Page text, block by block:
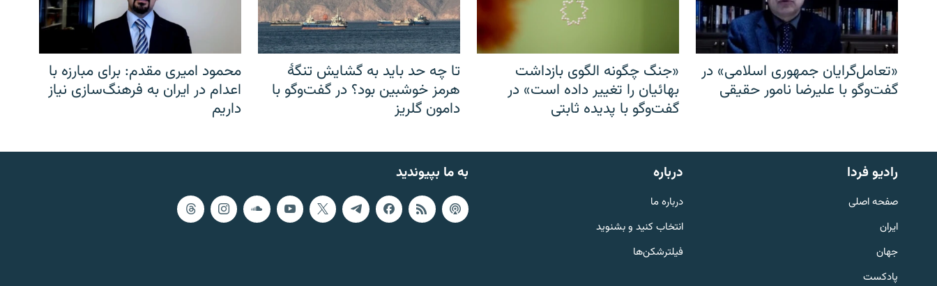
English
به ما بپیوندید
«تعامل‌گرایان جمهوری اسلامی» در
گفت‌وگو با علیرضا نامور حقیقی
«جنگ چگونه الگوی بازداشت
بهائیان را تغییر داده است» در
گفت‌وگو با پدیده ثابتی
تا چه حد باید به گشایش تنگهٔ
هرمز خوشبین بود؟ در گفت‌وگو با
دامون گلریز
محمود امیری مقدم: برای مبارزه با
اعدام در ایران به فرهنگ‌سازی نیاز
داریم
به ما بپیوندید رادیو فردا
صفحه اصلی
ایران
جهان
پادکست
درباره
درباره ما
انتخاب کنید و بشنوید
فیلترشکن‌ها